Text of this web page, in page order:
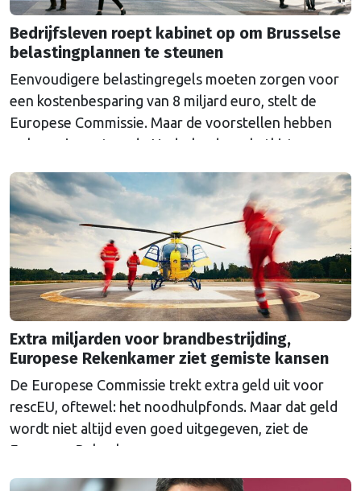
Bedrijfsleven roept kabinet op om Brusselse
belastingplannen te steunen
Eenvoudigere belastingregels moeten zorgen voor
een kostenbesparing van 8 miljard euro, stelt de
Europese Commissie. Maar de voorstellen hebben
ook een impact op de Nederlandse schatkist.
Extra miljarden voor brandbestrijding,
Europese Rekenkamer ziet gemiste kansen
De Europese Commissie trekt extra geld uit voor
rescEU, oftewel: het noodhulpfonds. Maar dat geld
wordt niet altijd even goed uitgegeven, ziet de
Europese Rekenkamer.